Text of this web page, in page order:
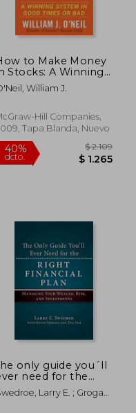
dcto.
to Make Money
Stocks: A Winning
in Good
and Bad,
William J.
Hill Companies,
Tapa Blanda, Nuevo
only guide you´ll
need for the
financial
your
Larry E. ; Grogan,